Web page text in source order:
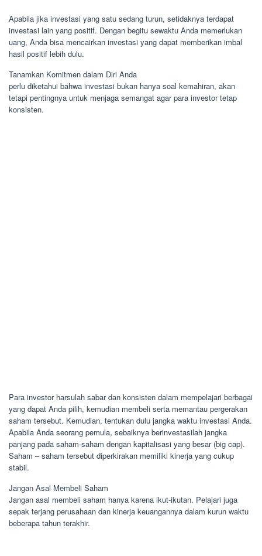
Apabila jika investasi yang satu sedang turun, setidaknya terdapat
investasi lain yang positif. Dengan begitu sewaktu Anda memerlukan
uang, Anda bisa mencairkan investasi yang dapat memberikan imbal
hasil positif lebih dulu.
Tanamkan Komitmen dalam Diri Anda
perlu diketahui bahwa investasi bukan hanya soal kemahiran, akan
tetapi pentingnya untuk menjaga semangat agar para investor tetap
konsisten.
Para investor harsulah sabar dan konsisten dalam mempelajari berbagai
yang dapat Anda pilih, kemudian membeli serta memantau pergerakan
saham tersebut. Kemudian, tentukan dulu jangka waktu investasi Anda.
Apabila Anda seorang pemula, sebaiknya berinvestasilah jangka
panjang pada saham-saham dengan kapitalisasi yang besar (big cap).
Saham – saham tersebut diperkirakan memiliki kinerja yang cukup
stabil.
Jangan Asal Membeli Saham
Jangan asal membeli saham hanya karena ikut-ikutan. Pelajari juga
sepak terjang perusahaan dan kinerja keuangannya dalam kurun waktu
beberapa tahun terakhir.